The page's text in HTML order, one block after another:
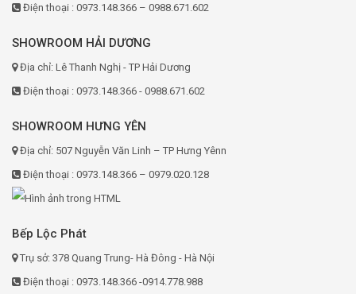
Điện thoại : 0973.148.366 – 0988.671.602
SHOWROOM HẢI DƯƠNG
Địa chỉ: Lê Thanh Nghị - TP Hải Dương
Điện thoại : 0973.148.366 - 0988.671.602
SHOWROOM HƯNG YÊN
Địa chỉ: 507 Nguyễn Văn Linh – TP Hưng Yênn
Điện thoại : 0973.148.366 – 0979.020.128
Bếp Lộc Phát
Trụ sở: 378 Quang Trung- Hà Đông - Hà Nội
Điện thoại : 0973.148.366 -0914.778.988